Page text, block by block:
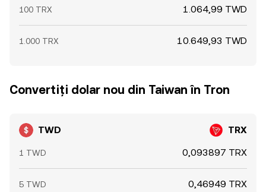
100 TRX 1.064,99 TWD
1.000 TRX 10.649,93 TWD
Convertiți dolar nou din Taiwan în Tron
TWD TRX
1 TWD 0,093897 TRX
5 TWD 0,46949 TRX